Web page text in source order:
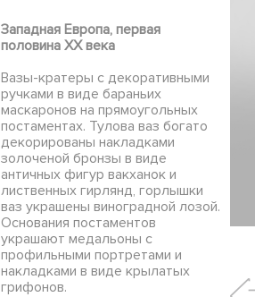
Западная Европа, первая
половина XX века
Вазы-кратеры c декоративными
ручками в виде бараньих
маскаронов на прямоугольных
постаментах. Тулова ваз богато
декорированы накладками
золоченой бронзы в виде
античных фигур вакханок и
лиственных гирлянд, горлышки
ваз украшены виноградной лозой.
Основания постаментов
украшают медальоны с
профильными портретами и
накладками в виде крылатых
грифонов.